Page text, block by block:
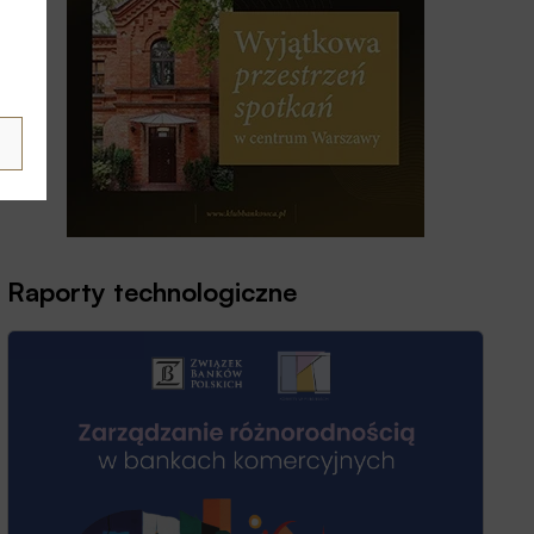
Raporty technologiczne